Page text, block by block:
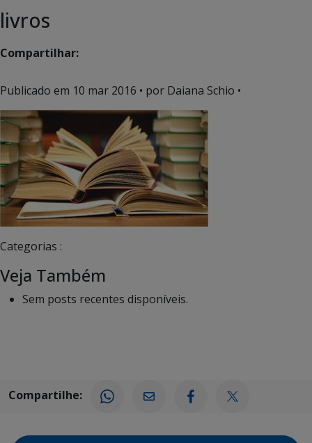
livros
Compartilhar:
Publicado em 10 mar 2016 • por Daiana Schio •
Categorias :
Veja Também
Sem posts recentes disponíveis.
Compartilhe: